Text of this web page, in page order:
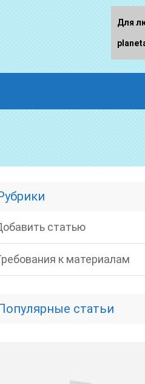
статью
к материалам
статьи
Для